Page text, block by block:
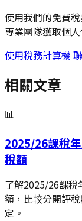
使用我們的免費
專業團隊獲取個人
使用稅務計算機
相關文章
📊
2025/26課稅
稅額
了解2025/26課稅
額，比較分開評
定。